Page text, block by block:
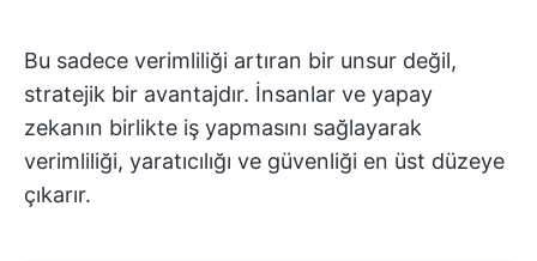
Bu sadece verimliliği artıran bir unsur değil,
stratejik bir avantajdır. İnsanlar ve yapay
zekanın birlikte iş yapmasını sağlayarak
verimliliği, yaratıcılığı ve güvenliği en üst düzeye
çıkarır.